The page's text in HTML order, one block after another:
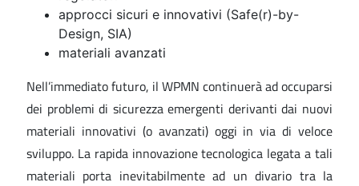
approcci sicuri e innovativi (Safe(r)-by-
Design, SIA)
materiali avanzati
Nell’immediato futuro, il WPMN continuerà ad occuparsi
dei problemi di sicurezza emergenti derivanti dai nuovi
materiali innovativi (o avanzati) oggi in via di veloce
sviluppo. La rapida innovazione tecnologica legata a tali
materiali porta inevitabilmente ad un divario tra la